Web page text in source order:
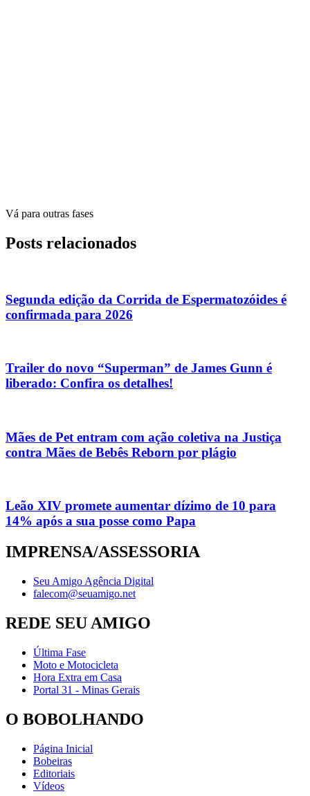
Vá para outras fases
Posts relacionados
Segunda edição da Corrida de Espermatozóides é
confirmada para 2026
Trailer do novo “Superman” de James Gunn é
liberado: Confira os detalhes!
Mães de Pet entram com ação coletiva na Justiça
contra Mães de Bebês Reborn por plágio
Leão XIV promete aumentar dízimo de 10 para
14% após a sua posse como Papa
IMPRENSA/ASSESSORIA
Seu Amigo Agência Digital
falecom@seuamigo.net
REDE SEU AMIGO
Última Fase
Moto e Motocicleta
Hora Extra em Casa
Portal 31 - Minas Gerais
O BOBOLHANDO
Página Inicial
Bobeiras
Editoriais
Vídeos